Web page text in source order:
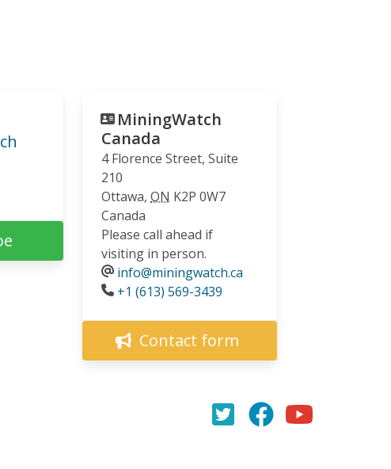
MiningWatch
Canada
4 Florence Street, Suite
210
Ottawa, ON K2P 0W7
Canada
Please call ahead if
visiting in person.
info@miningwatch.ca
Phone
+1 (613) 569-3439
Contact form